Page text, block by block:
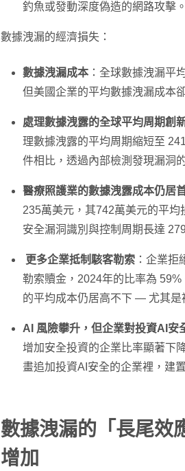
釣魚或發動深度偽造的網路攻擊。
數據洩漏的經濟損失：
數據洩漏成本 ：全球數據洩漏平
但美國企業的平均數據洩漏成本
處理數據洩露的全球平均周期創
理數據洩露的平均周期縮短至
件相比，透過內部檢測發現漏洞
醫療照護業的數據洩露成本仍居
235萬美元，其742萬美元的平
安全漏洞識別與控制周期長達
更多企業抵制駭客勒索 ：企業
勒索贖金，2024年的比率為
的平均成本仍居高不下 — 尤其是
AI 風險攀升，但企業對投資AI安
增加安全投資的企業比率顯著下
畫追加投資AI安全的企業裡，建
數據洩漏的「長尾效
增加